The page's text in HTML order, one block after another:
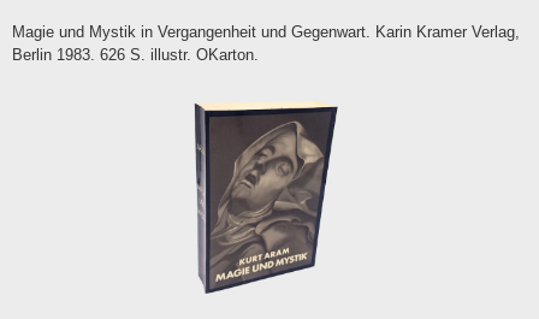
Contact
Magie und Mystik in Vergangenheit und Gegenwart. Karin Kramer Verlag,
Berlin 1983. 626 S. illustr. OKarton.